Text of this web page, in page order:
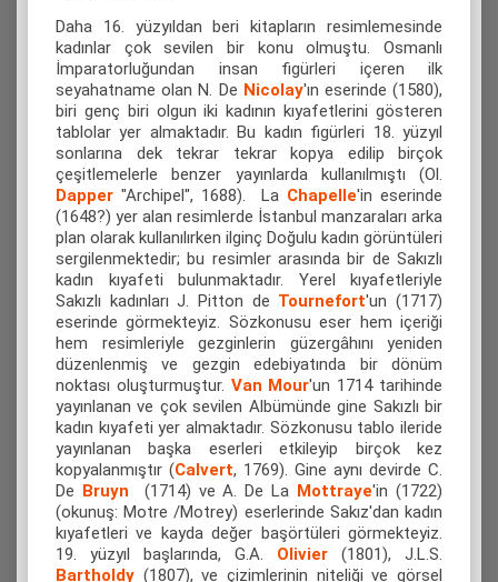
Daha 16. yüzyıldan beri kitapların resimlemesinde
kadınlar çok sevilen bir konu olmuştu. Osmanlı
İmparatorluğundan insan figürleri içeren ilk
seyahatname olanN. De Nicolay'ın eserinde (1580),
biri genç biri olgun iki kadının kıyafetlerini gösteren
tablolar yer almaktadır. Bu kadın figürleri 18. yüzyıl
sonlarına dek tekrar tekrar kopya edilip birçok
çeşitlemelerle benzer yayınlarda kullanılmıştı (Ol.
Dapper "Archipel", 1688). La Chapelle'in eserinde
(1648?) yer alan resimlerde İstanbul manzaraları arka
plan olarak kullanılırken ilginç Doğulu kadın görüntüleri
sergilenmektedir; bu resimler arasında bir de Sakızlı
kadın kıyafeti bulunmaktadır. Yerel kıyafetleriyle
Sakızlı kadınları J. Pitton de Tournefort'un(1717)
eserinde görmekteyiz. Sözkonusu eser hem içeriği
hem resimleriyle gezginlerin güzergâhını yeniden
düzenlenmiş ve gezgin edebiyatında bir dönüm
noktası oluşturmuştur. Van Mour'un 1714 tarihinde
yayınlanan ve çok sevilen Albümünde gine Sakızlı bir
kadın kıyafeti yer almaktadır. Sözkonusu tablo ileride
yayınlanan başka eserleri etkileyip birçok kez
kopyalanmıştır (Calvert, 1769). Gine aynı devirde C.
De Bruyn (1714) veA. De La Mottraye'in (1722)
(okunuş: Motre /Motrey) eserlerinde Sakız'dan kadın
kıyafetleri ve kayda değer başörtüleri görmekteyiz.
19. yüzyıl başlarında, G.A. Olivier (1801), J.L.S.
Bartholdy (1807), ve çizimlerinin niteliği ve görsel